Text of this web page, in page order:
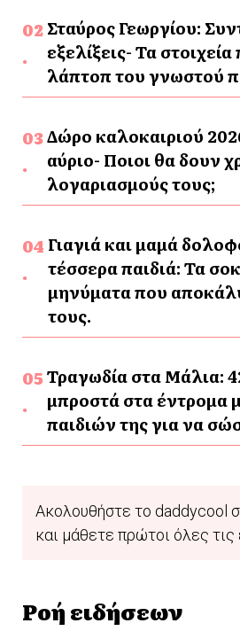
Σταύρος Γεωργίου:
εξελίξεις- Τα
λάπτοπ του γνωστού
Δώρο καλοκαιριού
αύριο- Ποιοι θα δουν
λογαριασμούς τους;
Γιαγιά και μαμά
τέσσερα παιδιά: Τα
μηνύματα που
τους.
Τραγωδία στα Μάλια:
μπροστά στα έντρομα
παιδιών της για να
Ακολουθήστε το daddycool
και μάθετε πρώτοι όλες τις
Ροή ειδήσεων